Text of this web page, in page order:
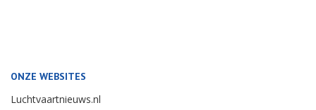
ONZE WEBSITES
Luchtvaartnieuws.nl